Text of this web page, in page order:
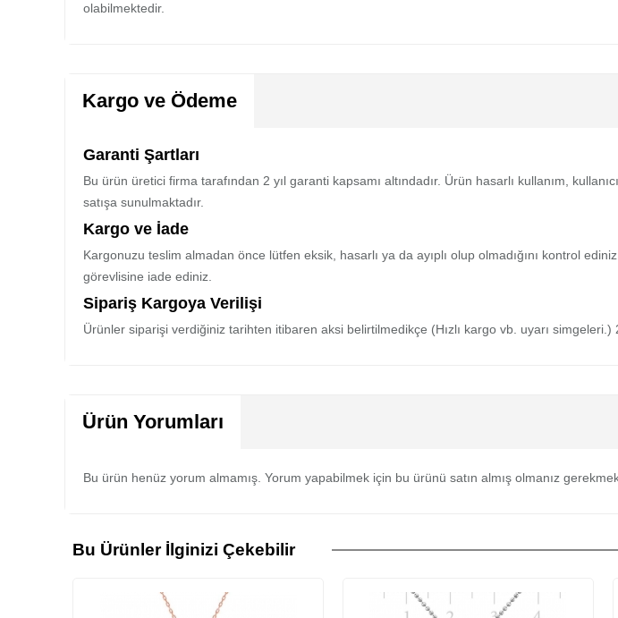
olabilmektedir.
Kargo ve Ödeme
Garanti Şartları
Bu ürün üretici firma tarafından 2 yıl garanti kapsamı altındadır. Ürün hasarlı kullanım,
satışa sunulmaktadır.
Kargo ve İade
Kargonuzu teslim almadan önce lütfen eksik, hasarlı ya da ayıplı olup olmadığını kontrol
görevlisine iade ediniz.
Sipariş Kargoya Verilişi
Ürünler siparişi verdiğiniz tarihten itibaren aksi belirtilmedikçe (Hızlı kargo vb. uyarı simgeleri.)
Ürün Yorumları
Bu ürün henüz yorum almamış. Yorum yapabilmek için bu ürünü satın almış olmanız
Bu Ürünler İlginizi Çekebilir